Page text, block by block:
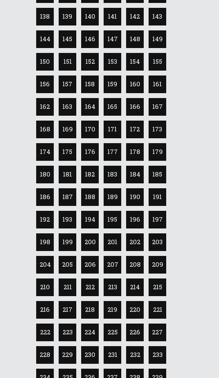
138 139 140 141 142 143
144 145 146 147 148 149
150 151 152 153 154 155
156 157 158 159 160 161
162 163 164 165 166 167
168 169 170 171 172 173
174 175 176 177 178 179
180 181 182 183 184 185
186 187 188 189 190 191
192 193 194 195 196 197
198 199 200 201 202 203
204 205 206 207 208 209
210 211 212 213 214 215
216 217 218 219 220 221
222 223 224 225 226 227
228 229 230 231 232 233